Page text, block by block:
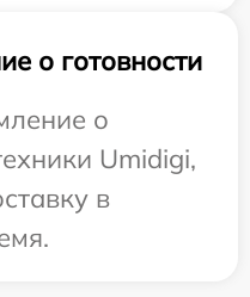
о готовности
о
Umidigi,
в